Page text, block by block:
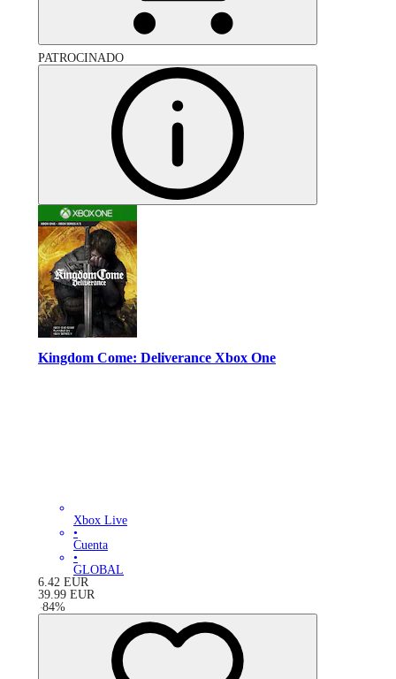
PATROCINADO
Kingdom Come: Deliverance Xbox One
Xbox Live
•
Cuenta
•
GLOBAL
6.42 EUR
39.99 EUR
-84%